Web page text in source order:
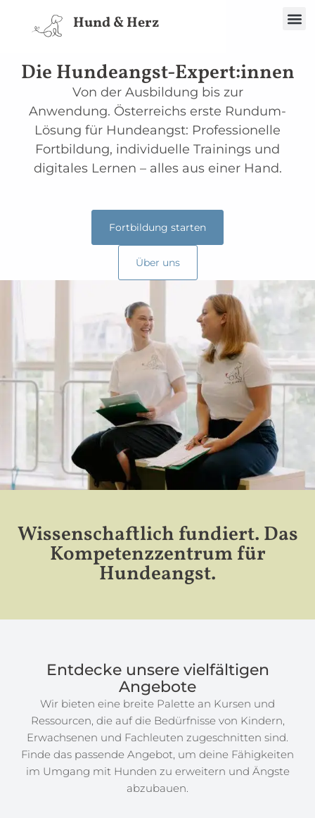
Hund & Herz
Die Hundeangst-Expert:innen
Von der Ausbildung bis zur
Anwendung. Österreichs erste Rundum-
Lösung für Hundeangst: Professionelle
Fortbildung, individuelle Trainings und
digitales Lernen – alles aus einer Hand.
Fortbildung starten
Über uns
Wissenschaftlich fundiert. Das
Kompetenzzentrum für
Hundeangst.
Entdecke unsere vielfältigen
Angebote
Wir bieten eine breite Palette an Kursen und
Ressourcen, die auf die Bedürfnisse von Kindern,
Erwachsenen und Fachleuten zugeschnitten sind.
Finde das passende Angebot, um deine Fähigkeiten
im Umgang mit Hunden zu erweitern und Ängste
abzubauen.